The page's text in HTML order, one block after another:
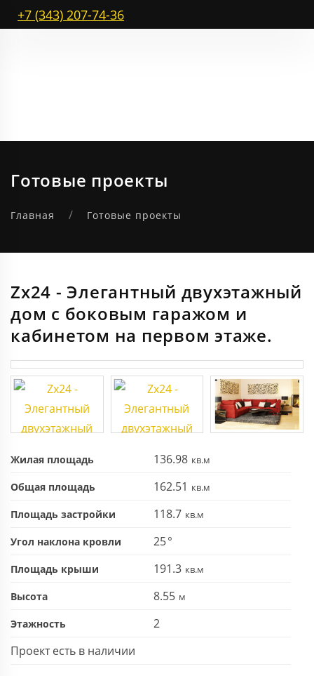
+7 (343) 207-74-36
Готовые проекты
Главная Готовые проекты
Zx24 - Элегантный двухэтажный
дом с боковым гаражом и
кабинетом на первом этаже.
Жилая площадь 136.98
Общая площадь 162.51
Площадь застройки 118.7
Угол наклона кровли 25
Площадь крыши 191.3
Высота 8.55
Этажность
2
Проект есть в наличии